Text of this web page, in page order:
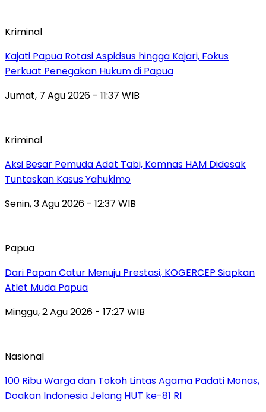
Kriminal
Kajati Papua Rotasi Aspidsus hingga Kajari, Fokus
Perkuat Penegakan Hukum di Papua
Jumat, 7 Agu 2026 - 11:37 WIB
Kriminal
Aksi Besar Pemuda Adat Tabi, Komnas HAM Didesak
Tuntaskan Kasus Yahukimo
Senin, 3 Agu 2026 - 12:37 WIB
Papua
Dari Papan Catur Menuju Prestasi, KOGERCEP Siapkan
Atlet Muda Papua
Minggu, 2 Agu 2026 - 17:27 WIB
Nasional
100 Ribu Warga dan Tokoh Lintas Agama Padati Monas,
Doakan Indonesia Jelang HUT ke-81 RI